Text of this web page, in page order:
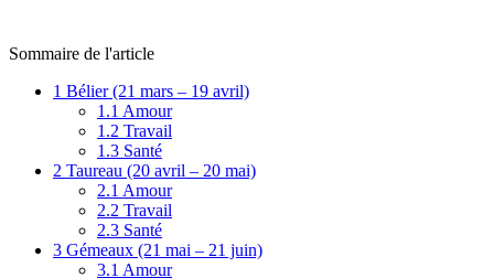
Sommaire de l'article
1 Bélier (21 mars – 19 avril)
1.1 Amour
1.2 Travail
1.3 Santé
2 Taureau (20 avril – 20 mai)
2.1 Amour
2.2 Travail
2.3 Santé
3 Gémeaux (21 mai – 21 juin)
3.1 Amour